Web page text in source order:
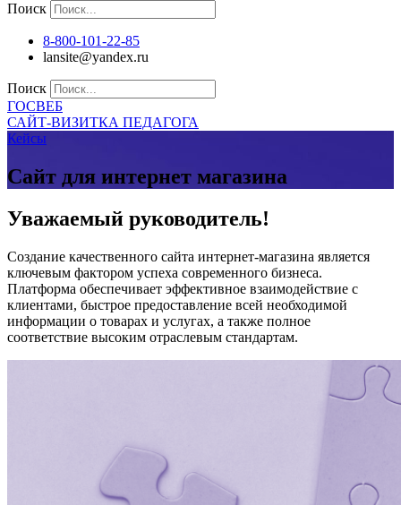
Поиск
8-800-101-22-85
lansite@yandex.ru
Поиск
ГОСВЕБ
САЙТ-ВИЗИТКА ПЕДАГОГА
Кейсы
Сайт для интернет магазина
Уважаемый руководитель!
Создание качественного сайта интернет-магазина является
ключевым фактором успеха современного бизнеса.
Платформа обеспечивает эффективное взаимодействие с
клиентами, быстрое предоставление всей необходимой
информации о товарах и услугах, а также полное
соответствие высоким отраслевым стандартам.